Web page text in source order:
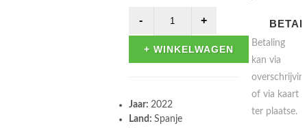
+ WINKELWAGEN
Jaar: 2022
Land: Spanje
Betaling
kan via
of via kaart
ter plaatse.